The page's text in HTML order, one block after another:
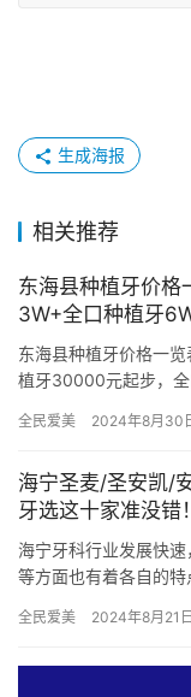
生成海报
相关推荐
东海县种植牙价
3W+全口种植牙
东海县种植牙价格一
植牙30000元起步，
全民爱美 2024年8月30
海宁圣麦/圣安凯/
牙选这十家准没错！
海宁牙科行业发展快
等方面也有着各自的
宁齿尔…
全民爱美 2024年8月21日